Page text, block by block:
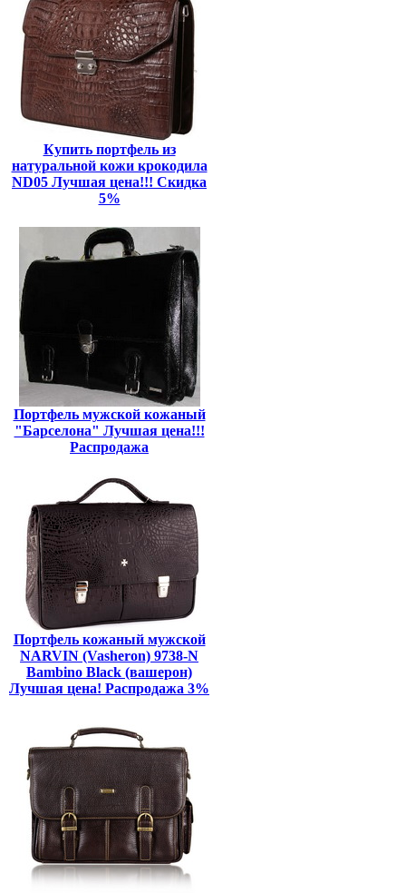
Купить портфель из
натуральной кожи крокодила
ND05 Лучшая цена!!! Скидка
5%
Портфель мужской кожаный
"Барселона" Лучшая цена!!!
Распродажа
Портфель кожаный мужской
NARVIN (Vasheron) 9738-N
Bambino Black (вашерон)
Лучшая цена! Распродажа 3%